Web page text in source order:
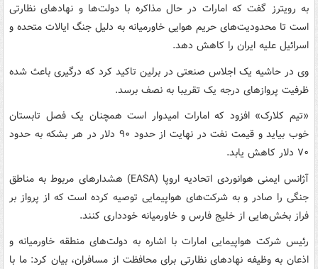
به رویترز گفت که امارات در حال مذاکره با دولت‌ها و نهادهای نظارتی
است تا محدودیت‌های حریم هوایی خاورمیانه به دلیل جنگ ایالات متحده و
اسرائیل علیه ایران را کاهش دهد.
وی در حاشیه یک اجلاس صنعتی در برلین تاکید کرد که درگیری باعث شده
ظرفیت پروازهای درجه یک تقریبا به نصف برسد.
«تیم کلارک» افزود که امارات امیدوار است همچنان یک فصل تابستان
خوب بیاید و قیمت نفت در نهایت از حدود ۹۰ دلار در هر بشکه به حدود
۷۰ دلار کاهش یابد.
آژانس ایمنی هوانوردی اتحادیه اروپا (EASA) هشدارهای مربوط به مناطق
جنگی را صادر و به شرکت‌های هواپیمایی توصیه کرده است که از پرواز بر
فراز بخش‌هایی از خلیج فارس و خاورمیانه خودداری کنند.
رئیس شرکت هواپیمایی امارات با اشاره به دولت‌های منطقه خاورمیانه و
اذعان به وظیفه نهادهای نظارتی برای محافظت از مسافران، بیان کرد: ما با